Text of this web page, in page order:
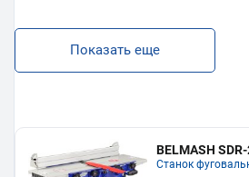
Показать еще
BELMASH
Станок